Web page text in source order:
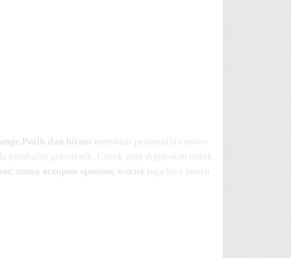
dan hitam membuat penampilan motor
pembalap grasstrack. Cocok juga digunakan untuk
nama ataupun sponsor, warna juga bisa sesuai